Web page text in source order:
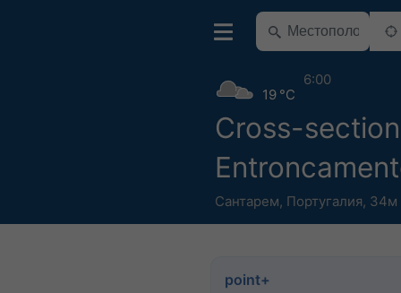
Cross-section
Сантарем, Португалия, 34м
19 °C
6:00
point+